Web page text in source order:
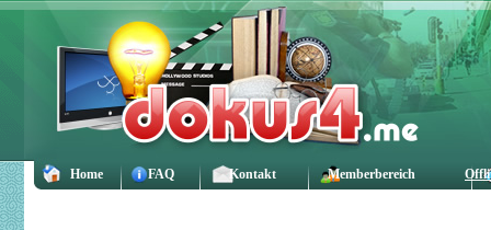
Home FAQ Kontakt Memberbereich